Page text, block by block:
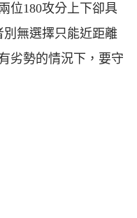
位180攻分上下卻具
無選擇只能近距離
劣勢的情況下，要守